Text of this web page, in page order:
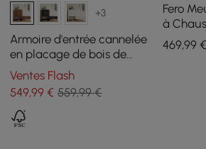
+3
Armoire d'entrée cannelée
en placage de bois de
frêne
Ventes Flash
549,99 € 559,99 €
Fero
à
avec 7
pour
469,99€